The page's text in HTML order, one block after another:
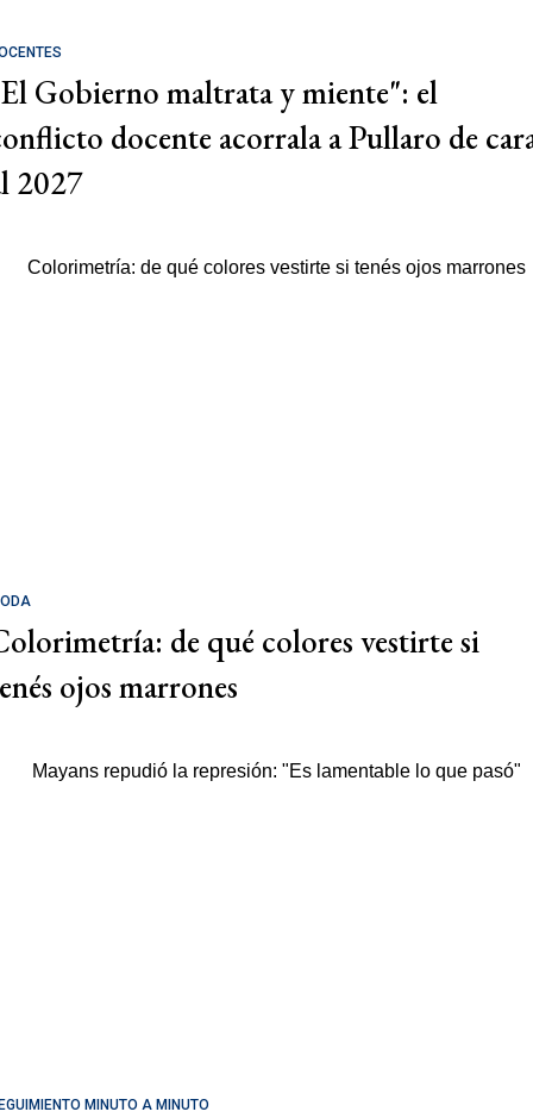
Gobierno maltrata y miente": el
docente acorrala a Pullaro de
2027
de qué colores vestirte si
ojos marrones
MINUTO A MINUTO